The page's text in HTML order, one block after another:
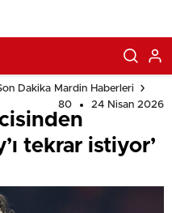
Dakika Mardin Haberleri
80
24 Nisan 2026
tekrar istiyor’